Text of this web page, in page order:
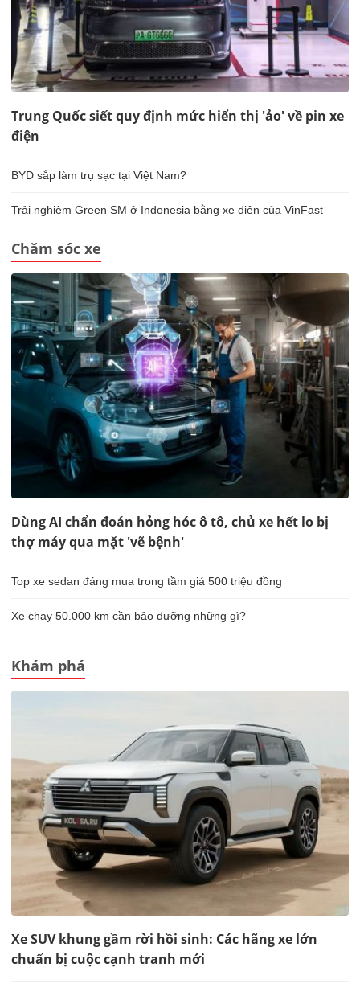
Trung Quốc siết quy định mức hiển thị 'ảo' về pin xe
điện
BYD sắp làm trụ sạc tại Việt Nam?
Trải nghiệm Green SM ở Indonesia bằng xe điện của VinFast
Chăm sóc xe
Dùng AI chẩn đoán hỏng hóc ô tô, chủ xe hết lo bị
thợ máy qua mặt 'vẽ bệnh'
Top xe sedan đáng mua trong tầm giá 500 triệu đồng
Xe chạy 50.000 km cần bảo dưỡng những gì?
Khám phá
Xe SUV khung gầm rời hồi sinh: Các hãng xe lớn
chuẩn bị cuộc cạnh tranh mới